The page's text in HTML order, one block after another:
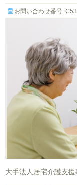
お問い合わせ番号
大手法人居宅介護支援